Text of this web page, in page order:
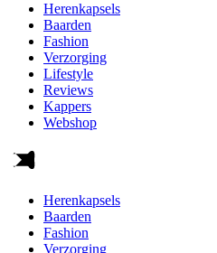
Herenkapsels
Baarden
Fashion
Verzorging
Lifestyle
Reviews
Kappers
Webshop
Herenkapsels
Baarden
Fashion
Verzorging